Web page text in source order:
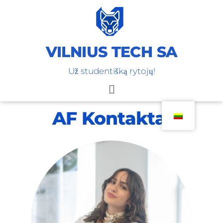
VILNIUS TECH SA
Už studentišką rytojų!
AF Kontaktai